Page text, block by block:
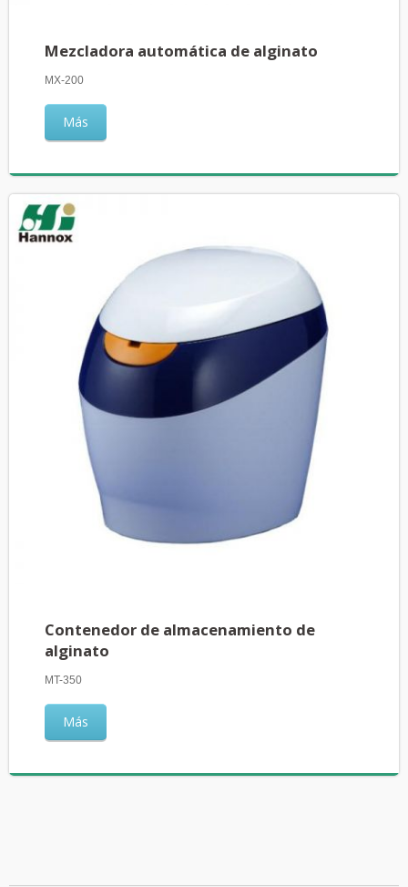
Mezcladora automática de alginato
MX-200
Más
Contenedor de almacenamiento de
alginato
MT-350
Más